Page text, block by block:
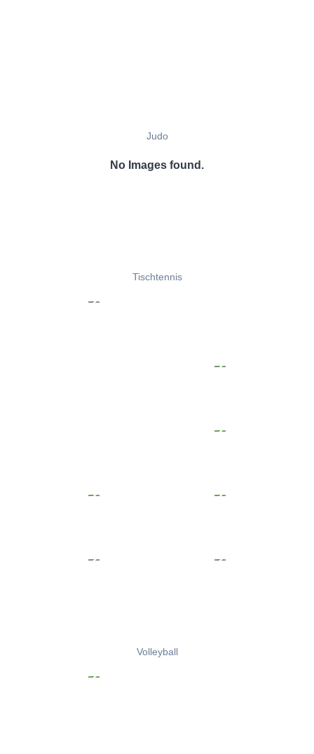
Judo
No Images found.
Tischtennis
Volleyball